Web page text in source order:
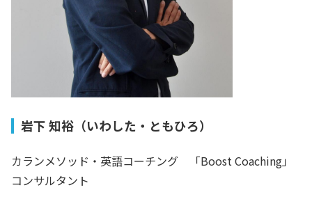
岩下 知裕（いわした・ともひろ）
カランメソッド・英語コーチング 「Boost Coaching」
コンサルタント